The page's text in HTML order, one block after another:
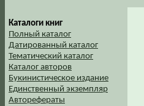
Каталоги книг
Полный каталог
Датированный каталог
Тематический каталог
Каталог авторов
Букинистическое издание
Единственный экземпляр
Авторефераты